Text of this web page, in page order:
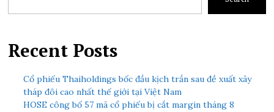
Recent Posts
Cổ phiếu Thaiholdings bốc đầu kịch trần sau đề xuất xây
tháp đôi cao nhất thế giới tại Việt Nam
HOSE công bố 57 mã cổ phiếu bị cắt margin tháng 8